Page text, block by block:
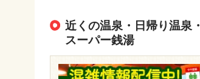
近くの温泉・日帰り温泉・
スーパー銭湯